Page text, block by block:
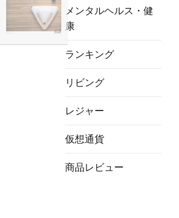
メンタルヘルス・健
康
ランキング
リビング
レジャー
仮想通貨
商品レビュー